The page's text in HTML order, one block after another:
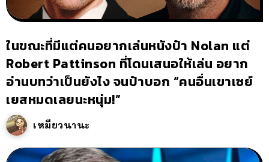
ในขณะที่มีแต่คนอยากเล่นหนังป๋า Nolan แต่
Robert Pattinson ที่โดนเสนอให้เล่น อยาก
อ่านบทว่าเป็นยังไง จนป๋าบอก “คนอื่นเขาเซย์
เยสหมดเลยนะหนุ่ม!”
เหมียวนานะ